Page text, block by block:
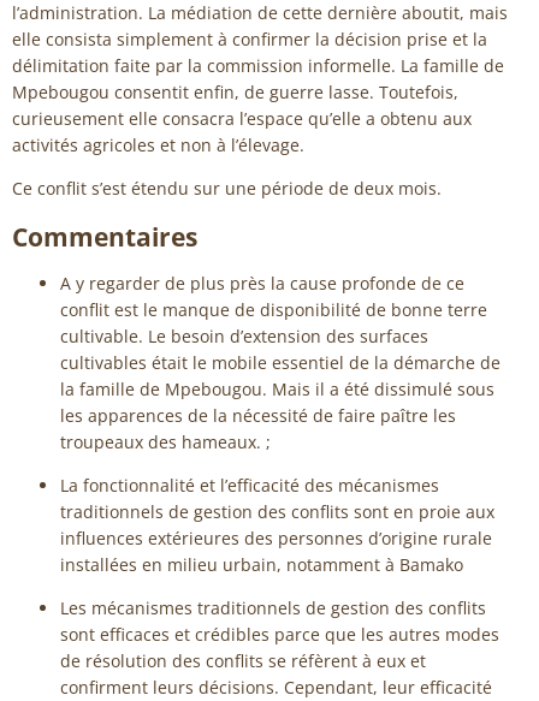
l’administration. La médiation de cette dernière aboutit, mais
elle consista simplement à confirmer la décision prise et la
délimitation faite par la commission informelle. La famille de
Mpebougou consentit enfin, de guerre lasse. Toutefois,
curieusement elle consacra l’espace qu’elle a obtenu aux
activités agricoles et non à l’élevage.
Ce conflit s’est étendu sur une période de deux mois.
Commentaires
A y regarder de plus près la cause profonde de ce
conflit est le manque de disponibilité de bonne terre
cultivable. Le besoin d’extension des surfaces
cultivables était le mobile essentiel de la démarche de
la famille de Mpebougou. Mais il a été dissimulé sous
les apparences de la nécessité de faire paître les
troupeaux des hameaux. ;
La fonctionnalité et l’efficacité des mécanismes
traditionnels de gestion des conflits sont en proie aux
influences extérieures des personnes d’origine rurale
installées en milieu urbain, notamment à Bamako
Les mécanismes traditionnels de gestion des conflits
sont efficaces et crédibles parce que les autres modes
de résolution des conflits se réfèrent à eux et
confirment leurs décisions. Cependant, leur efficacité